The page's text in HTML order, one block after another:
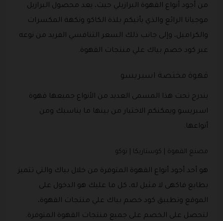
من أجود أنواع القهوة البرازيلي حيث، يعد محصول البرازيل
موجيانا الرائع والذي يأتيكم بلذة الكاكو ونكهة المكسرات
والكراميل، وإلى جانب ذلك السعر التنافسي الفريد من نوعه
عبر كود خصم بياك علي منتجات القهوة.
قهوة مختصة اسبريسو
يندرج تحت هذا المسمى العديد من الأنواع جميعها قهوة
اسبريسو ويمكنكم الاختيار من بينها ما يناسبك ومن
أنواعها.
مصنع القهوة | كوستاريكا | توكو
هو أحد أجود أنواع القهوة المتوفرة من خلال بياك والتي تتميز
بطابع فاكهى لا مثيل له، كل ما عليك هو الدخول على
الموقع وتطبيق كود خصم بياك علي منتجات القهوة،
لتحصل على الخصم على جميع منتجات القهوة المتوفرة.